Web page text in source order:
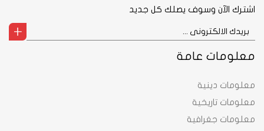
معلومات عامة
معلومات دينية
معلومات تاريخية
معلومات جغرافية
اشترك الآن وسوف يصلك كل جديد